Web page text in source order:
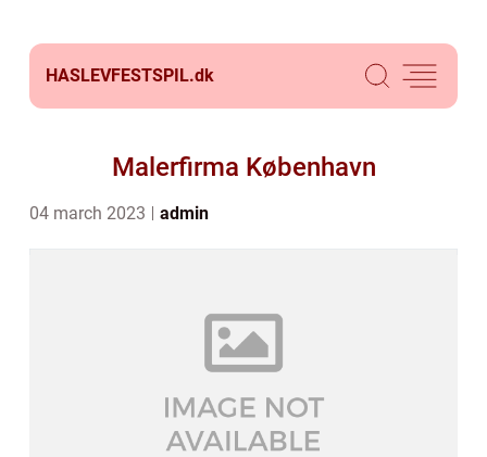
HASLEVFESTSPIL.dk
Malerfirma København
04 march 2023 admin